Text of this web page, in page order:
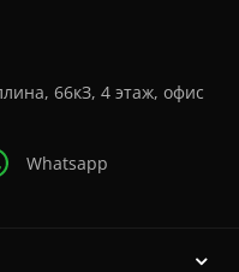
66кЗ, 4 этаж, офис
Whatsapp